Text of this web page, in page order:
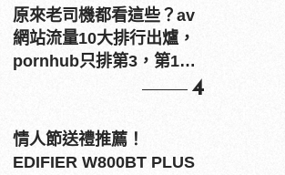
原來老司機都看這些？av
網站流量10大排行出爐，
pornhub只排第3，第1名
4
情人節送禮推薦！
EDIFIER W800BT PLUS